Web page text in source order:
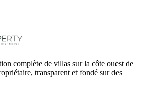
complète de villas sur la côte ouest de
transparent et fondé sur des